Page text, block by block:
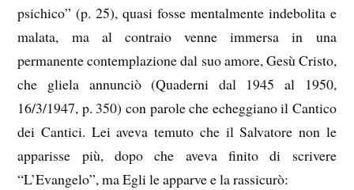
psichico” (p. 25), quasi fosse mentalmente indebolita e
malata, ma al contraio venne immersa in una
permanente contemplazione dal suo amore, Gesù Cristo,
che gliela annunciò (Quaderni dal 1945 al 1950,
16/3/1947, p. 350) con parole che echeggiano il Cantico
dei Cantici. Lei aveva temuto che il Salvatore non le
apparisse più, dopo che aveva finito di scrivere
“L’Evangelo”, ma Egli le apparve e la rassicurò: